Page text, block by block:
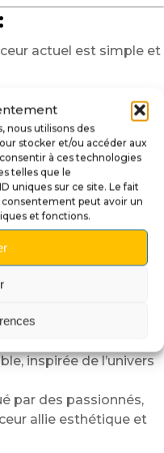
nous utilisons des
stocker et/ou accéder aux
à ces technologies
telles que le
uniques sur ce site. Le fait
peut avoir un
et fonctions.
actuel est simple et
lanceur avec le
bille.
que le mouvement
lanceur
?
:
inspirée de l’univers
par des passionnés,
allie esthétique et